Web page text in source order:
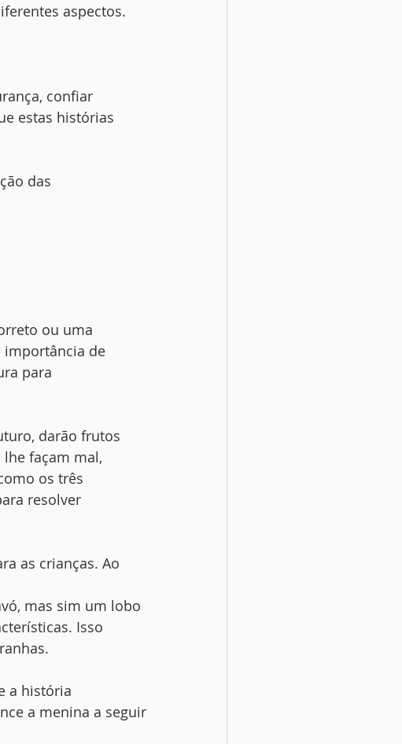
aspectos.
confiar
estas histórias
das
ou uma
importância de
para
darão frutos
façam mal,
os três
resolver
as crianças. Ao
mas sim um lobo
Isso
a história
a menina a seguir